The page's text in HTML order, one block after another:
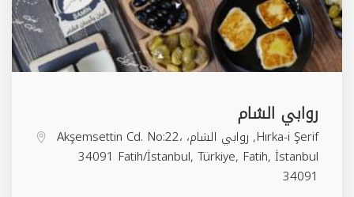
روابي الشام
Hırka-i Şerif, روابي الشام، Akşemsettin Cd. No:22،
34091 Fatih/İstanbul, Türkiye, Fatih, İstanbul
34091